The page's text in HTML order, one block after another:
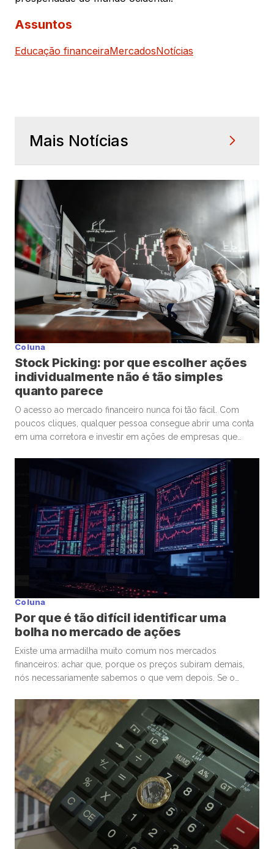
Assuntos
Educação financeiraMercadosNotícias
Mais Notícias
Coluna
Stock Picking: por que escolher ações
individualmente não é tão simples
quanto parece
O acesso ao mercado financeiro nunca foi tão fácil. Com
poucos cliques, qualquer pessoa consegue abrir uma conta
em uma corretora e investir em ações de empresas que
democratizou os investimentos e trouxe milhões de novos
participantes para a bolsa. Mas, junto com essa facilidade,
surgiu um comportamento que […]
Coluna
Por que é tão difícil identificar uma
bolha no mercado de ações
Existe uma armadilha muito comum nos mercados
financeiros: achar que, porque os preços subiram demais,
nós necessariamente sabemos o que vem depois. Se o
talvez ainda mais perigoso seja ter certeza absoluta,
independentemente de ele estar ou não. Nas últimas
semanas, vimos movimentos impressionantes. […]